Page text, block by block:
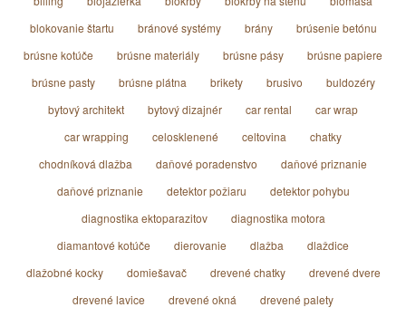
blokovanie štartu
bránové systémy brány
brúsenie betónu
brúsne kotúče
brúsne materiály brúsne pásy
brúsne papiere
brúsne pasty
brúsne plátna brikety brusivo
buldozéry
bytový architekt
bytový dizajnér car rental
car wrap
car wrapping
celosklenené celtovina
chatky
chodníková dlažba
daňové poradenstvo
daňové priznanie
daňové priznanie
detektor požiaru
detektor pohybu
diagnostika ektoparazitov
diagnostika motora
diamantové kotúče
dierovanie dlažba
dlaždice
dlažobné kocky
domiešavač drevené chatky
drevené dvere
drevené lavice
drevené okná
drevené palety